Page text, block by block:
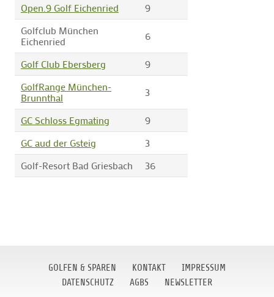
Open.9 Golf Eichenried
9
Golfclub München
Eichenried
6
Golf Club Ebersberg
9
GolfRange München-
Brunnthal
3
GC Schloss Egmating
9
GC aud der Gsteig
3
Golf-Resort Bad Griesbach
36
GOLFEN & SPAREN KONTAKT
IMPRESSUM
DATENSCHUTZ
AGBS NEWSLETTER